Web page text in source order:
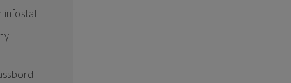
infoställ